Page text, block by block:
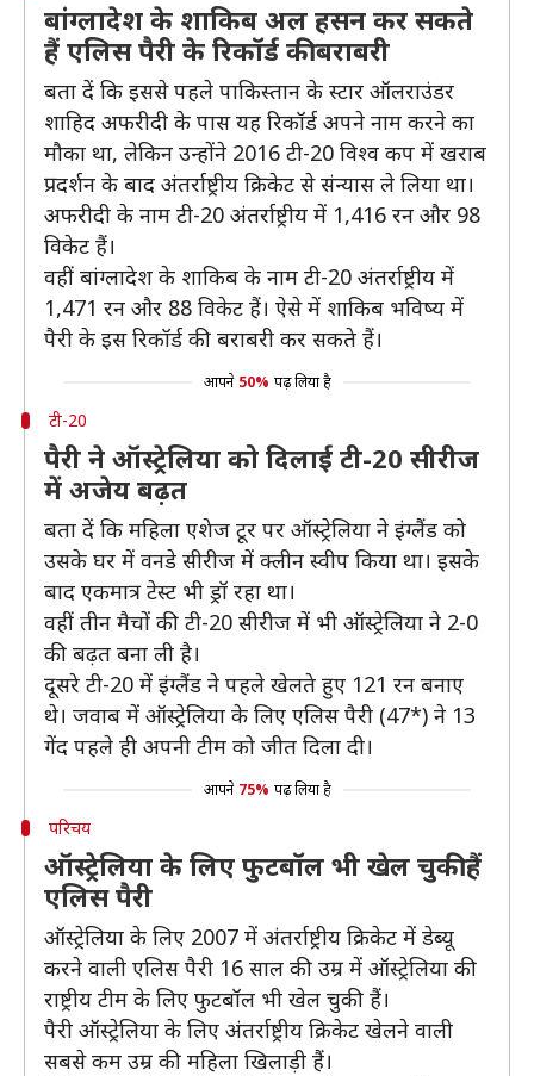
बांग्लादेश के शाकिब अल हसन कर सकते
हैं एलिस पैरी के रिकॉर्ड की बराबरी
बता दें कि इससे पहले पाकिस्तान के स्टार ऑलराउंडर
शाहिद अफरीदी के पास यह रिकॉर्ड अपने नाम करने का
मौका था, लेकिन उन्होंने 2016 टी-20 विश्व कप में खराब
प्रदर्शन के बाद अंतर्राष्ट्रीय क्रिकेट से संन्यास ले लिया था।
अफरीदी के नाम टी-20 अंतर्राष्ट्रीय में 1,416 रन और 98
विकेट हैं।
वहीं बांग्लादेश के शाकिब के नाम टी-20 अंतर्राष्ट्रीय में
1,471 रन और 88 विकेट हैं। ऐसे में शाकिब भविष्य में
पैरी के इस रिकॉर्ड की बराबरी कर सकते हैं।
आपने 50% पढ़ लिया है
टी-20
पैरी ने ऑस्ट्रेलिया को दिलाई टी-20 सीरीज
में अजेय बढ़त
बता दें कि महिला एशेज टूर पर ऑस्ट्रेलिया ने इंग्लैंड को
उसके घर में वनडे सीरीज में क्लीन स्वीप किया था। इसके
बाद एकमात्र टेस्ट भी ड्रॉ रहा था।
वहीं तीन मैचों की टी-20 सीरीज में भी ऑस्ट्रेलिया ने 2-0
की बढ़त बना ली है।
दूसरे टी-20 में इंग्लैंड ने पहले खेलते हुए 121 रन बनाए
थे। जवाब में ऑस्ट्रेलिया के लिए एलिस पैरी (47*) ने 13
गेंद पहले ही अपनी टीम को जीत दिला दी।
आपने 75% पढ़ लिया है
परिचय
ऑस्ट्रेलिया के लिए फुटबॉल भी खेल चुकी हैं
एलिस पैरी
ऑस्ट्रेलिया के लिए 2007 में अंतर्राष्ट्रीय क्रिकेट में डेब्यू
करने वाली एलिस पैरी 16 साल की उम्र में ऑस्ट्रेलिया की
राष्ट्रीय टीम के लिए फुटबॉल भी खेल चुकी हैं।
पैरी ऑस्ट्रेलिया के लिए अंतर्राष्ट्रीय क्रिकेट खेलने वाली
सबसे कम उम्र की महिला खिलाड़ी हैं।